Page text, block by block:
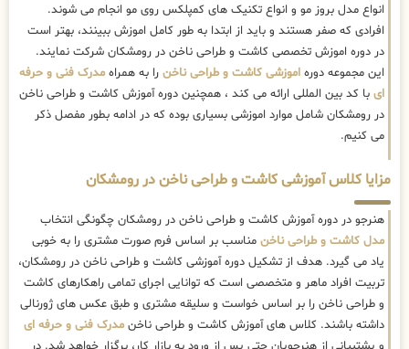
انواع مدل بروز مو و انواع تکنیک های کمپلکس روی مو انجام می شوند.
افرادی که صفر هستند و باید از ابتدا به طور کامل اموزش ببینند، بهتر است
در دوره اموزش تخصصی کاشت و طراحی ناخن در رومشکان شرکت نمایند.
این مجموعه دوره اموزشی کاشت و طراحی ناخن را به همراه مدرک فنی و حرفه
ای با کد بین المللی ارائه می کند ، همچنین دوره آموزش کاشت و طراحی ناخن
در رومشکان شامل موارد اموزشی بسیاری بوده که در ادامه بطور مفصل ذکر
می کنیم.
مزایا کلاس آموزشی کاشت و طراحی ناخن در رومشکان
هنرجو در دوره آموزش کاشت و طراحی ناخن در رومشکان چگونگی انتخاب
مدل کاشت و طراحی ناخن مناسب بر اساس فرم صورت مشتری را به خوبی
یاد می گیرد. هدف از تشکیل دوره آموزشی کاشت و طراحی ناخن در رومشکان،
تربیت افراد ماهر و متخصصی است که توانایی اجرای تمامی راهکارهای کاشت
و طراحی ناخن را بر اساس خواست و سلیقه مشتری و طبق عکس های ژورنالی
داشته باشند. کلاس های آموزش کاشت و طراحی ناخن مدرک فنی و حرفه ای